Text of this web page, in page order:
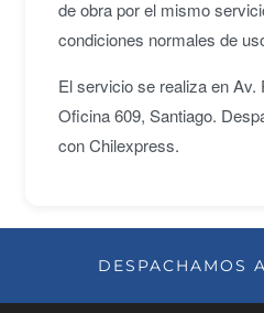
de obra por el mismo
condiciones normales de
El servicio se realiza en Av.
Oficina 609, Santiago.
con Chilexpress.
DESPACHAMOS